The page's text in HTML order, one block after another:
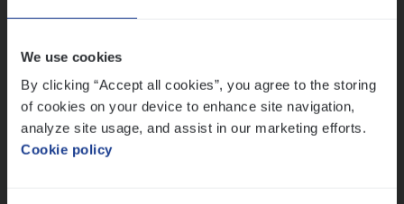
We use cookies
By clicking “Accept all cookies”, you agree to the storing
of cookies on your device to enhance site navigation,
analyze site usage, and assist in our marketing efforts.
Cookie policy
Dos­sier­be­heer­der Onder­ne­min­gen Van­b­
Insurance Operations
Mechelen